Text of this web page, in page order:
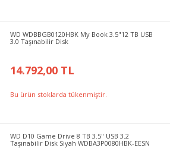
WD WDBBGB0120HBK My Book 3.5"12 TB USB
3.0 Taşınabilir Disk
14.792,00 TL
Bu ürün stoklarda tükenmiştir.
WD D10 Game Drive 8 TB 3.5" USB 3.2
Taşınabilir Disk Siyah WDBA3P0080HBK-EESN